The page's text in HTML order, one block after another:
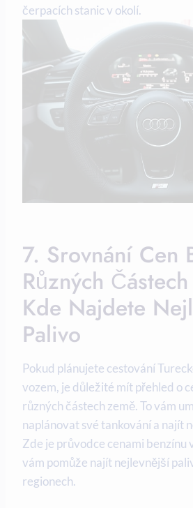
čerpacích stanic v okolí.
7. Srovnání Cen
Různých
Kde Najdete
Palivo
Pokud plánujete cestování
vozem, je důležité mít přehled o
různých částech země. To vám
naplánovat své tankování a najít
Zde je průvodce cenami benzínu
vám pomůže najít nejlevnější
regionech.